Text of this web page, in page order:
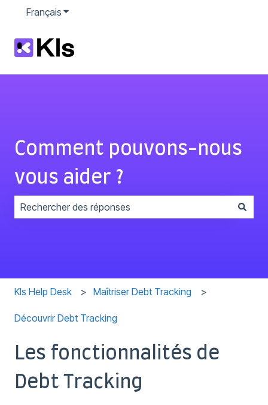
Français Afficher le sous-menu pour les traductions
Comment pouvons-nous
vous aider ?
Kls Help Desk Maîtriser Debt Tracking
Découvrir Debt Tracking
Les fonctionnalités de
Debt Tracking